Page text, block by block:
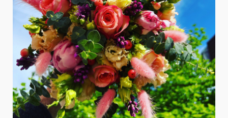
OM CARLA BLOMSTER